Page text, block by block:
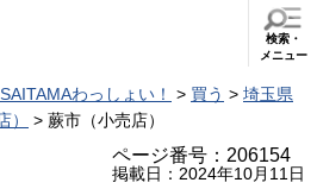
検索・
メニュー
わっしょい！ > 買う > 埼玉県
）
> 蕨市（小売店）
ページ番号：206154
掲載日：2024年10月11日